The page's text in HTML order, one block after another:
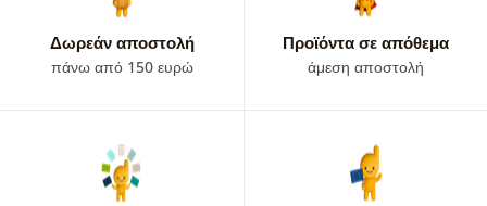
Δωρεάν αποστολή
πάνω από 150 ευρώ
Προϊόντα σε απόθεμα
άμεση αποστολή